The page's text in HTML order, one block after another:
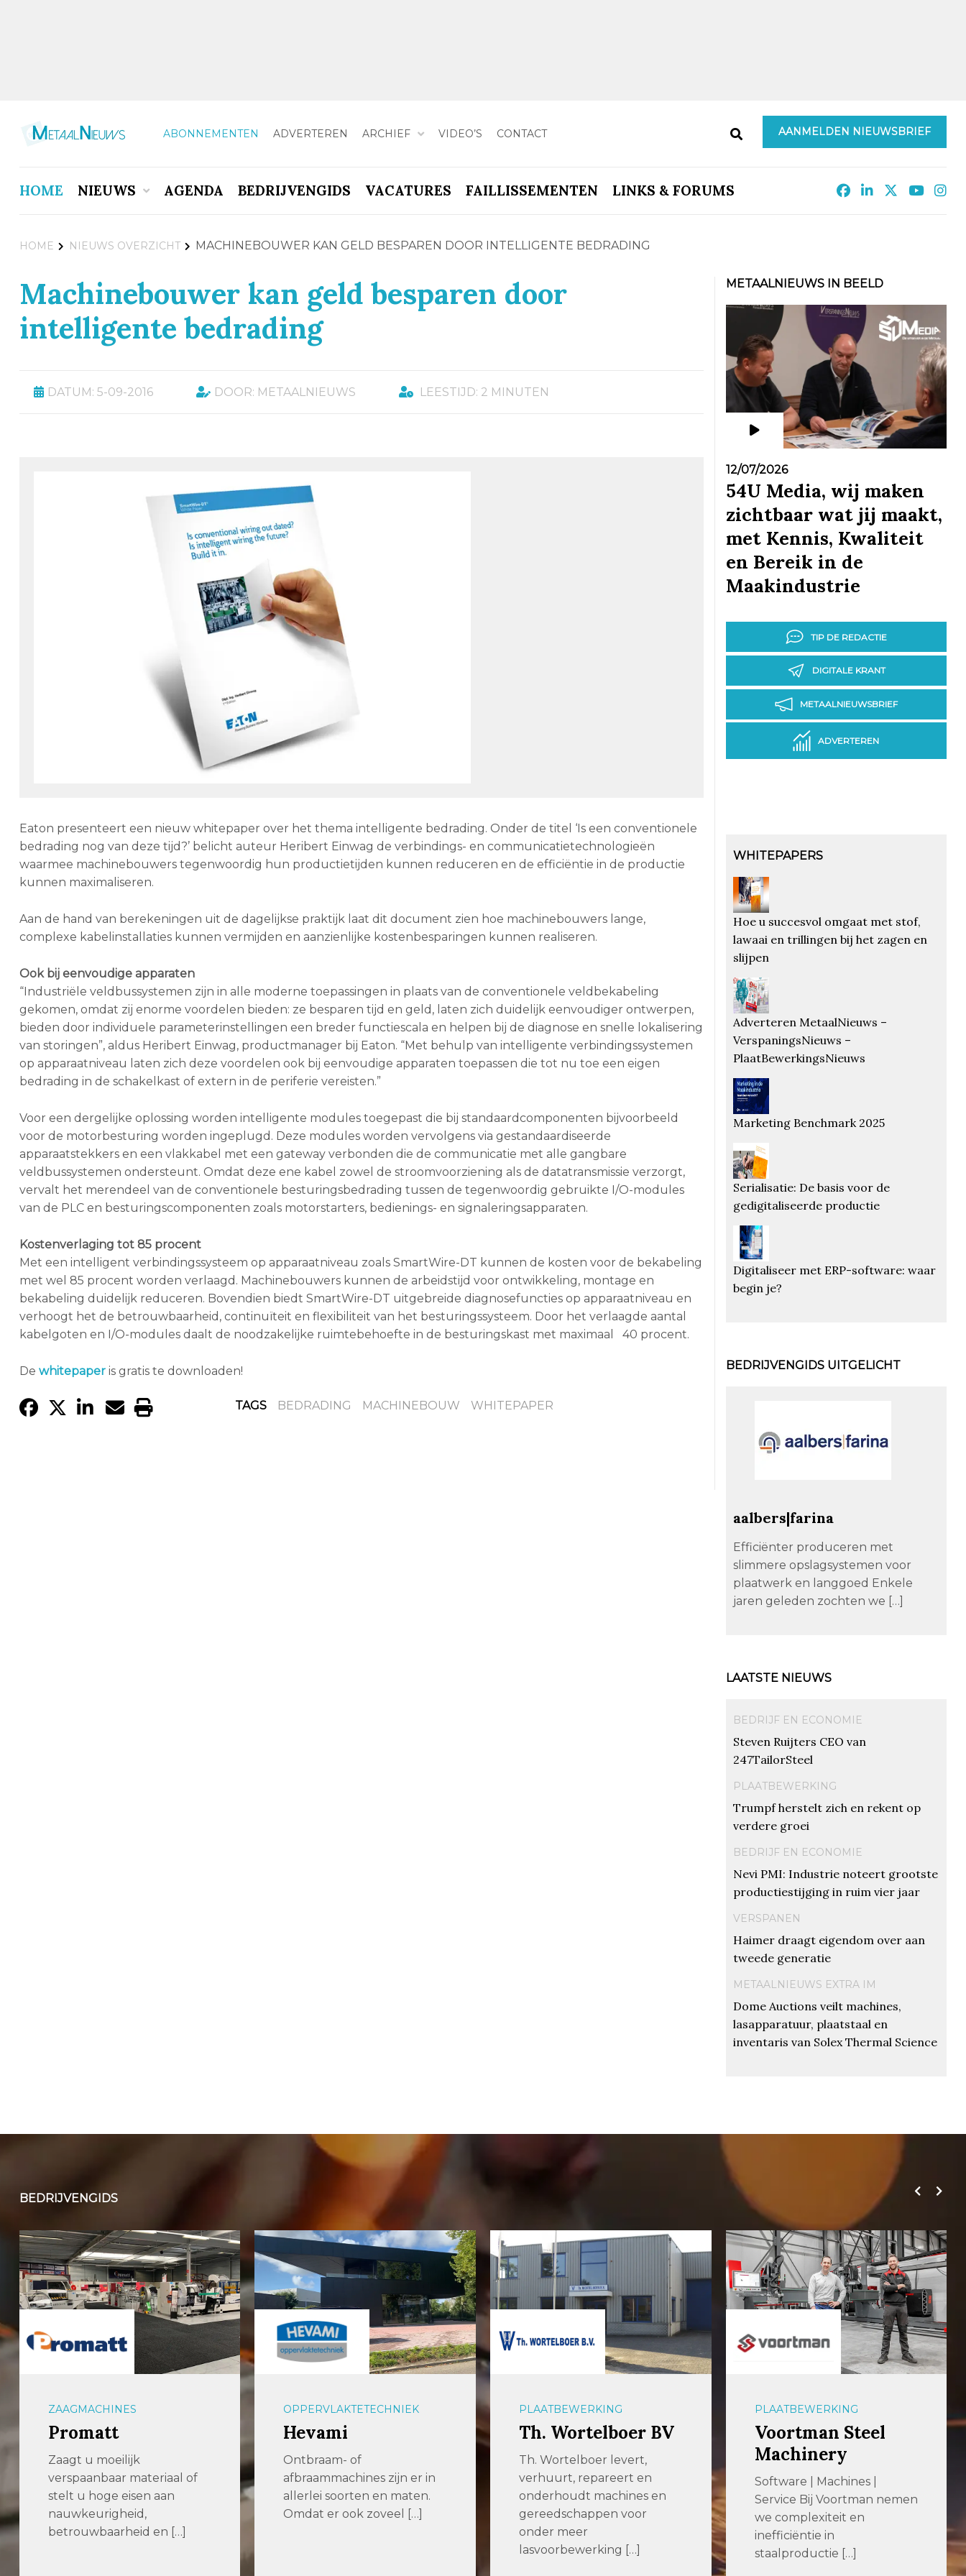
ABONNEMENTEN ADVERTEREN ARCHIEF VIDEO’S CONTACT AANMELDEN NIEUWSBRIEF
HOME NIEUWS AGENDA BEDRIJVENGIDS VACATURES FAILLISSEMENTEN LINKS & FORUMS
HOME NIEUWS OVERZICHT MACHINEBOUWER KAN GELD BESPAREN DOOR INTELLIGENTE BEDRADING
Machinebouwer kan geld besparen door
intelligente bedrading
DATUM: 5-09-2016 DOOR: METAALNIEUWS LEESTIJD: 2 MINUTEN
Eaton presenteert een nieuw whitepaper over het thema intelligente bedrading. Onder de titel ‘Is een conventionele
bedrading nog van deze tijd?’ belicht auteur Heribert Einwag de verbindings- en communicatietechnologieën
waarmee machinebouwers tegenwoordig hun productietijden kunnen reduceren en de efficiëntie in de productie
kunnen maximaliseren.
Aan de hand van berekeningen uit de dagelijkse praktijk laat dit document zien hoe machinebouwers lange,
complexe kabelinstallaties kunnen vermijden en aanzienlijke kostenbesparingen kunnen realiseren.
Ook bij eenvoudige apparaten
“Industriële veldbussystemen zijn in alle moderne toepassingen in plaats van de conventionele veldbekabeling
gekomen, omdat zij enorme voordelen bieden: ze besparen tijd en geld, laten zich duidelijk eenvoudiger ontwerpen,
bieden door individuele parameterinstellingen een breder functiescala en helpen bij de diagnose en snelle lokalisering
van storingen”, aldus Heribert Einwag, productmanager bij Eaton. “Met behulp van intelligente verbindingssystemen
op apparaatniveau laten zich deze voordelen ook bij eenvoudige apparaten toepassen die tot nu toe een eigen
bedrading in de schakelkast of extern in de periferie vereisten.”
Voor een dergelijke oplossing worden intelligente modules toegepast die bij standaardcomponenten bijvoorbeeld
voor de motorbesturing worden ingeplugd. Deze modules worden vervolgens via gestandaardiseerde
apparaatstekkers en een vlakkabel met een gateway verbonden die de communicatie met alle gangbare
veldbussystemen ondersteunt. Omdat deze ene kabel zowel de stroomvoorziening als de datatransmissie verzorgt,
vervalt het merendeel van de conventionele besturingsbedrading tussen de tegenwoordig gebruikte I/O-modules
van de PLC en besturingscomponenten zoals motorstarters, bedienings- en signaleringsapparaten.
Kostenverlaging tot 85 procent
Met een intelligent verbindingssysteem op apparaatniveau zoals SmartWire-DT kunnen de kosten voor de bekabeling
met wel 85 procent worden verlaagd. Machinebouwers kunnen de arbeidstijd voor ontwikkeling, montage en
bekabeling duidelijk reduceren. Bovendien biedt SmartWire-DT uitgebreide diagnosefuncties op apparaatniveau en
verhoogt het de betrouwbaarheid, continuïteit en flexibiliteit van het besturingssysteem. Door het verlaagde aantal
kabelgoten en I/O-modules daalt de noodzakelijke ruimtebehoefte in de besturingskast met maximaal 40 procent.
De whitepaperis gratis te downloaden!
TAGS BEDRADING MACHINEBOUW WHITEPAPER
METAALNIEUWS IN BEELD
12/07/2026
54U Media, wij maken
zichtbaar wat jij maakt,
met Kennis, Kwaliteit
en Bereik in de
Maakindustrie
TIP DE REDACTIE
DIGITALE KRANT
METAALNIEUWSBRIEF
ADVERTEREN
WHITEPAPERS
Hoe u succesvol omgaat met stof,
lawaai en trillingen bij het zagen en
slijpen
Adverteren MetaalNieuws –
VerspaningsNieuws –
PlaatBewerkingsNieuws
Marketing Benchmark 2025
Serialisatie: De basis voor de
gedigitaliseerde productie
Digitaliseer met ERP-software: waar
begin je?
BEDRIJVENGIDS UITGELICHT
aalbers|farina
Efficiënter produceren met
slimmere opslagsystemen voor
plaatwerk en langgoed Enkele
jaren geleden zochten we […]
LAATSTE NIEUWS
BEDRIJF EN ECONOMIE
Steven Ruijters CEO van
247TailorSteel
PLAATBEWERKING
Trumpf herstelt zich en rekent op
verdere groei
BEDRIJF EN ECONOMIE
Nevi PMI: Industrie noteert grootste
productiestijging in ruim vier jaar
VERSPANEN
Haimer draagt eigendom over aan
tweede generatie
METAALNIEUWS EXTRA IM
Dome Auctions veilt machines,
lasapparatuur, plaatstaal en
inventaris van Solex Thermal Science
BEDRIJVENGIDS
OPPERVLAKTETECHNIEK
Hevami
Ontbraam- of
afbraammachines zijn er in
allerlei soorten en maten.
Omdat er ook zoveel […]
PLAATBEWERKING
Th. Wortelboer BV
Th. Wortelboer levert,
verhuurt, repareert en
onderhoudt machines en
gereedschappen voor
PLAATBEWERKING
Voortman Steel
Machinery
Software | Machines |
Service Bij Voortman nemen
we complexiteit en
inefficiëntie in
staalproductie […]
PLAATBEWERKING
Wouters Cutting &
Welding
Your partner for ingenious
cutting & welding Bij
Wouters Cutting & Welding
staan kwaliteit, […]